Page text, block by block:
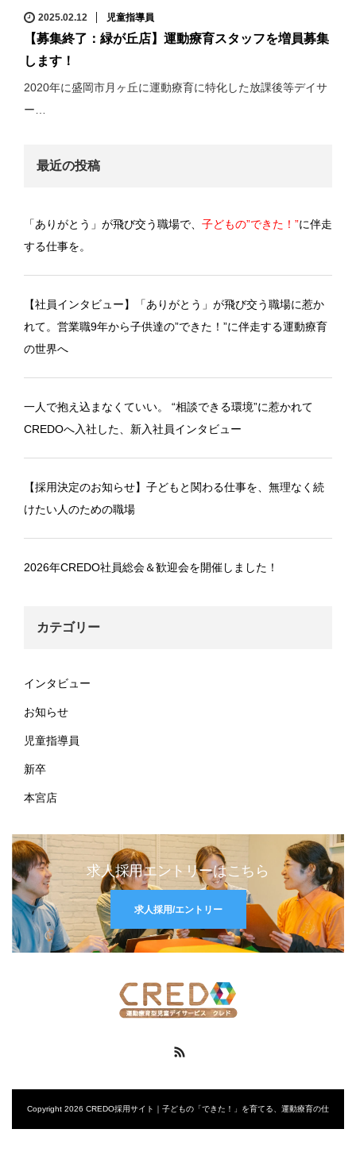
2025.02.12 児童指導員
【募集終了：緑が丘店】運動療育スタッフを増員募集
します！
2020年に盛岡市月ヶ丘に運動療育に特化した放課後等デイサ
ー…
最近の投稿
「ありがとう」が飛び交う職場で、 子どもの”できた！”に伴走
する仕事を。
【社員インタビュー】「ありがとう」が飛び交う職場に惹か
れて。営業職9年から子供達の”できた！”に伴走する運動療育
の世界へ
一人で抱え込まなくていい。 “相談できる環境”に惹かれて
CREDOへ入社した、新入社員インタビュー
【採用決定のお知らせ】子どもと関わる仕事を、無理なく続
けたい人のための職場
2026年CREDO社員総会＆歓迎会を開催しました！
カテゴリー
インタビュー
お知らせ
児童指導員
新卒
本宮店
求人採用エントリーはこちら
求人採用/エントリー
Copyright 2026 CREDO採用サイト｜子どもの「できた！」を育てる、運動療育の仕